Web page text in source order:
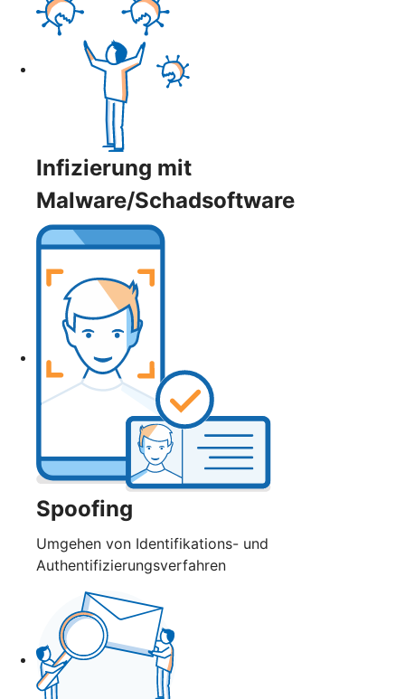
Infizierung mit
Malware/Schadsoftware
Spoofing
Umgehen von Identifikations- und
Authentifizierungsverfahren